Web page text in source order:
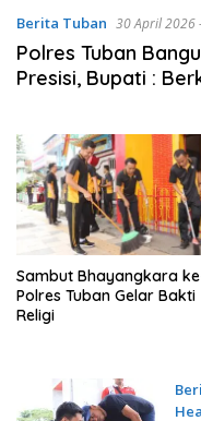
Berita Tuban 30 April 2026
Polres Tuban
Presisi, Bupati :
Sambut Bhayangkara
Polres Tuban Gelar Bakti
Religi